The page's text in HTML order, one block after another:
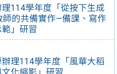
114學年度「從按下生成
師的共備實作—備課、寫作
」研習
理114學年度「風華大稻